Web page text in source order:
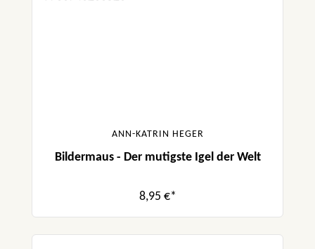
ANN-KATRIN HEGER
Bildermaus - Der mutigste Igel der Welt
8,95 €*